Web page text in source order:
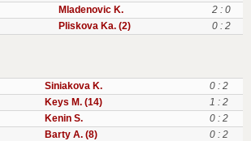
Mladenovic K.
2 : 0
Pliskova Ka. (2) 0 : 2
Siniakova K.
0 : 2
Keys M. (14)
1 : 2
Kenin S.
0 : 2
Barty A. (8)
0 : 2